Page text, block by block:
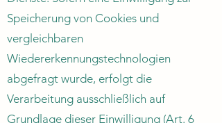
Speicherung von Cookies und
vergleichbaren
Wiedererkennungstechnologien
abgefragt wurde, erfolgt die
Verarbeitung ausschließlich auf
Grundlage dieser Einwilligung (Art. 6